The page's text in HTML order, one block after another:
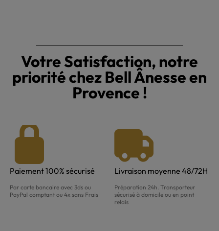
Votre Satisfaction, notre
priorité chez Bell Ânesse en
Provence !
Paiement 100% sécurisé
Par carte bancaire avec 3ds ou
PayPal comptant ou 4x sans Frais
Livraison moyenne 48/72H
Préparation 24h. Transporteur
sécurisé à domicile ou en point
relais